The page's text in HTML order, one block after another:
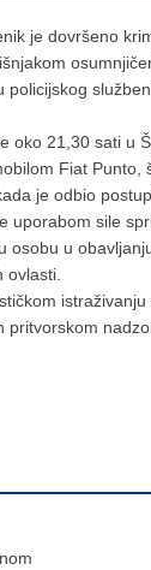
je dovršeno
policijskog
oko 21,30 sati u
Fiat Punto,
je odbio
uporabom sile
osobu u
ovlasti.
pritvorskom